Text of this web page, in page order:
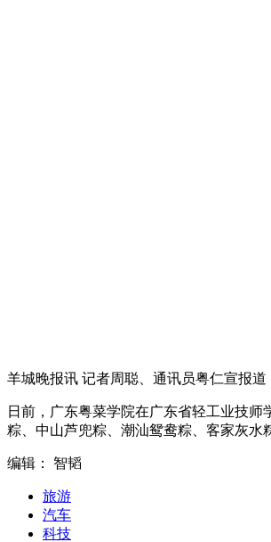
羊城晚报讯 记者周聪、通讯员粤仁宣报
日前，广东粤菜学院在广东省轻工业技
粽、中山芦兜粽、潮汕鸳鸯粽、客家灰
编辑： 智韬
旅游
汽车
科技